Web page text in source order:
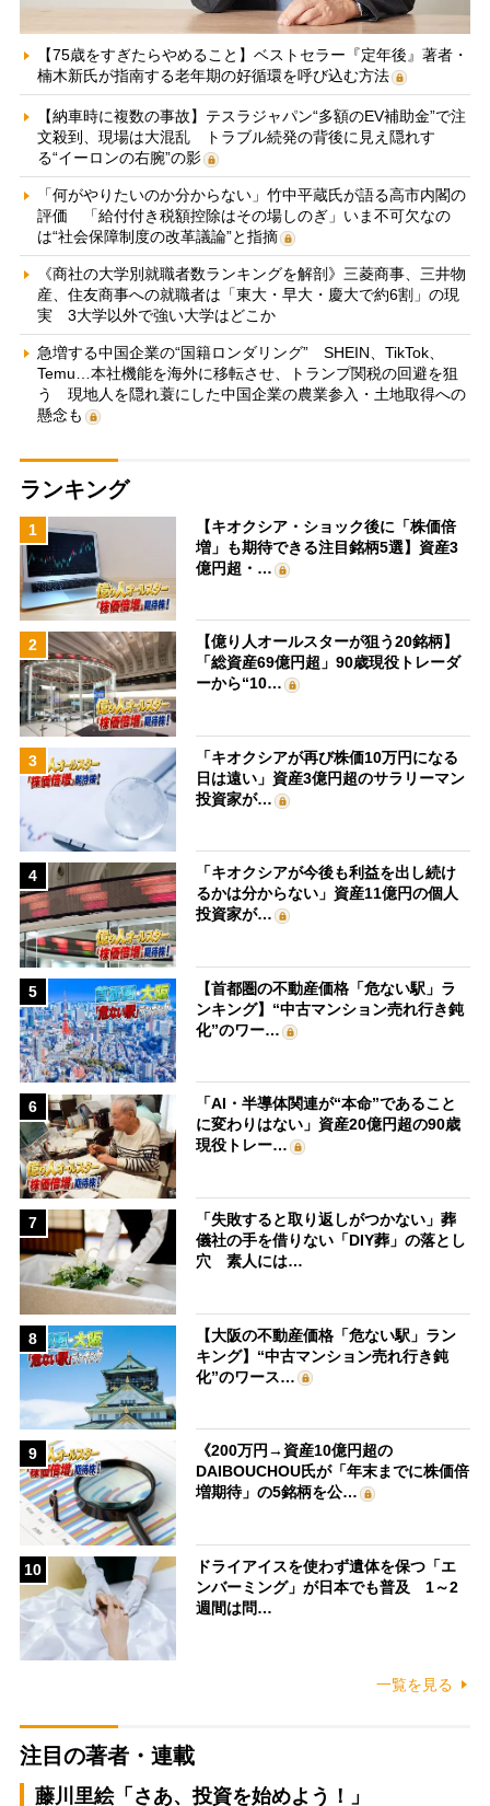
【75歳をすぎたらやめること】ベストセラー『定年後』著者・
楠木新氏が指南する老年期の好循環を呼び込む方法
【納車時に複数の事故】テスラジャパン“多額のEV補助金”で注
文殺到、現場は大混乱 トラブル続発の背後に見え隠れす
る“イーロンの右腕”の影
「何がやりたいのか分からない」竹中平蔵氏が語る高市内閣の
評価 「給付付き税額控除はその場しのぎ」いま不可欠なの
は“社会保障制度の改革議論”と指摘
《商社の大学別就職者数ランキングを解剖》三菱商事、三井物
産、住友商事への就職者は「東大・早大・慶大で約6割」の現
実 3大学以外で強い大学はどこか
急増する中国企業の“国籍ロンダリング” SHEIN、TikTok、
Temu…本社機能を海外に移転させ、トランプ関税の回避を狙
う 現地人を隠れ蓑にした中国企業の農業参入・土地取得への
懸念も
ランキング
1
【キオクシア・ショック後に「株価倍
増」も期待できる注目銘柄5選】資産3
億円超・…
2
【億り人オールスターが狙う20銘柄】
「総資産69億円超」90歳現役トレーダ
ーから“10…
3
「キオクシアが再び株価10万円になる
日は遠い」資産3億円超のサラリーマン
投資家が…
4
「キオクシアが今後も利益を出し続け
るかは分からない」資産11億円の個人
投資家が…
5
【首都圏の不動産価格「危ない駅」ラ
ンキング】“中古マンション売れ行き鈍
化”のワー…
6
「AI・半導体関連が“本命”であること
に変わりはない」資産20億円超の90歳
現役トレー…
7
「失敗すると取り返しがつかない」葬
儀社の手を借りない「DIY葬」の落とし
穴 素人には…
8
【大阪の不動産価格「危ない駅」ラン
キング】“中古マンション売れ行き鈍
化”のワース…
9
《200万円→資産10億円超の
DAIBOUCHOU氏が「年末までに株価倍
増期待」の5銘柄を公…
10
ドライアイスを使わず遺体を保つ「エ
ンバーミング」が日本でも普及 1～2
週間は問…
一覧を見る
注目の著者・連載
藤川里絵「さあ、投資を始めよう！」